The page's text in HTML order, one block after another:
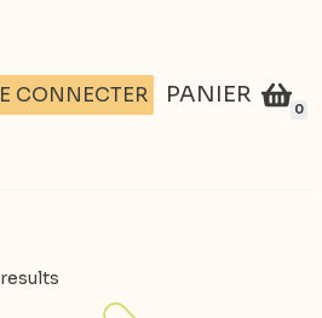
CONNECTER PANIER
0